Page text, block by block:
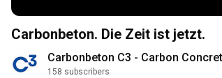
Carbonbeton. Die Zeit ist jetzt.
Carbonbeton C3 - Carbon
158 subscribers